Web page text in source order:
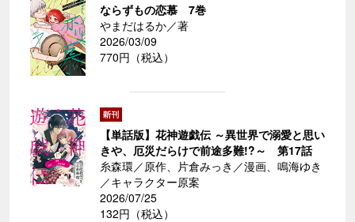
ならずもの恋慕 7巻
やまだはるか／著
2026/03/09
770円（税込）
【単話版】花神遊戯伝 ～異世界で溺愛と思い
きや、厄災だらけで前途多難!?～ 第17話
糸森環／原作、片倉みっき／漫画、鳴海ゆき
／キャラクター原案
2026/07/25
132円（税込）